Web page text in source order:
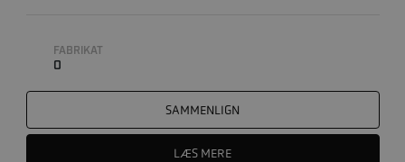
FABRIKAT
0
SAMMENLIGN
LÆS MERE